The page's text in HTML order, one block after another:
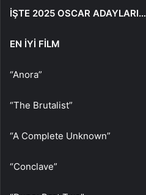
İŞTE 2025 OSCAR ADAYLARI…
EN İYİ FİLM
“Anora”
“The Brutalist”
“A Complete Unknown”
“Conclave”